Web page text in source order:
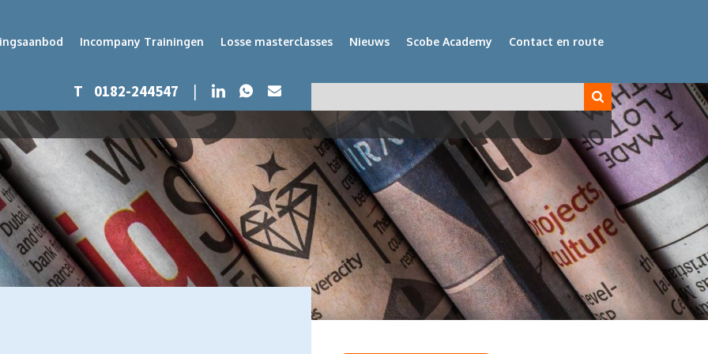
Incompany Trainingen Losse masterclasses Nieuws Scobe Academy Contact en route
T 0182-244547 | LinkedInWhatsapp